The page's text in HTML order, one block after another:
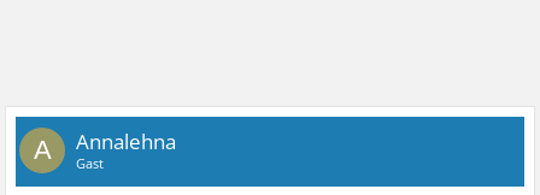
A Annalehna
Gast